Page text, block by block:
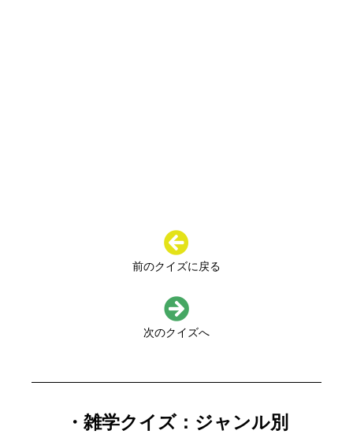
前のクイズに戻る
次のクイズへ
・雑学クイズ：ジャンル別